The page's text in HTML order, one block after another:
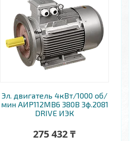
Эл. двигатель 4кВт/1000 об/
мин АИР112MB6 380В 3ф.2081
DRIVE ИЭК
275 432 ₸